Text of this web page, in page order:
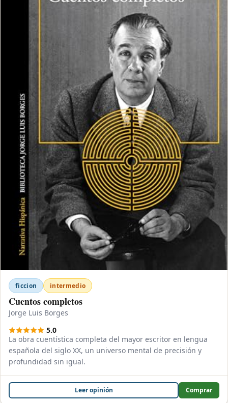
ficcion intermedio
Cuentos completos
Jorge Luis Borges
5.0
La obra cuentística completa del mayor escritor en lengua
española del siglo XX, un universo mental de precisión y
profundidad sin igual.
Leer opinión Comprar